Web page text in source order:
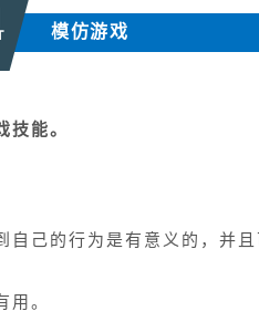
模仿游戏
能。
己的行为是有意义的，并且
。